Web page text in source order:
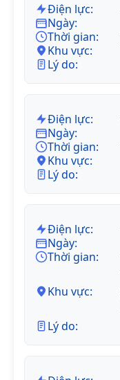
Điện lực:
Ngày:
Thời gian:
Khu vực:
Lý do:
Điện lực:
Ngày:
Thời gian:
Khu vực:
Lý do:
Điện lực:
Ngày:
Thời gian:
Khu vực:
Lý do: